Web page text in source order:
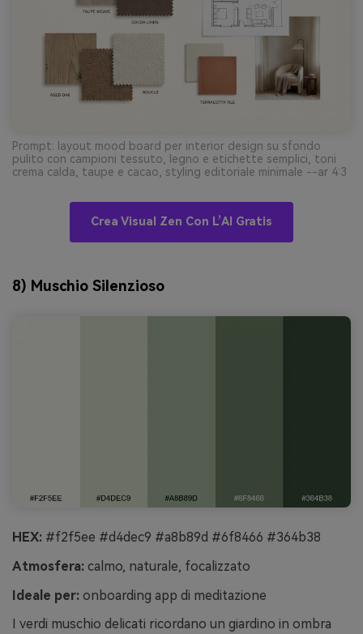
Prompt: layout mood board per interior design su sfondo
pulito con campioni tessuto, legno e etichette semplici, toni
crema calda, taupe e cacao, styling editoriale minimale --ar 4:3
Crea Visual Zen Con L’AI Gratis
8) Muschio Silenzioso
HEX: #f2f5ee #d4dec9 #a8b89d #6f8466 #364b38
Atmosfera: calmo, naturale, focalizzato
Ideale per: onboarding app di meditazione
I verdi muschio delicati ricordano un giardino in ombra